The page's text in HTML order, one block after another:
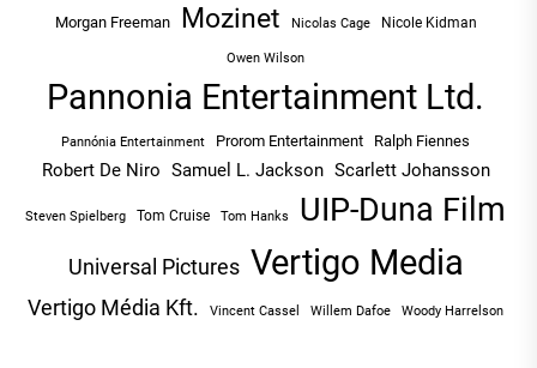
Morgan Freeman Mozinet Nicolas Cage Nicole Kidman
Owen Wilson
Pannonia Entertainment Ltd.
Pannónia Entertainment Prorom Entertainment Ralph Fiennes
Robert De Niro Samuel L. Jackson Scarlett Johansson
Steven Spielberg Tom Cruise Tom Hanks UIP-Duna Film
Universal Pictures Vertigo Media
Vertigo Média Kft. Vincent Cassel Willem Dafoe Woody Harrelson